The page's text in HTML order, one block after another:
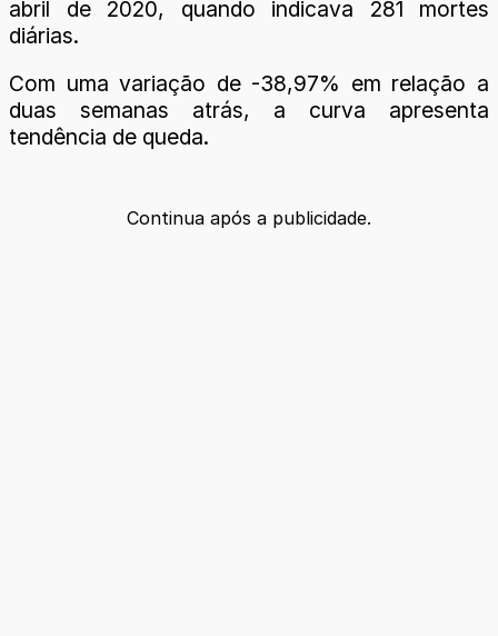
abril de 2020, quando indicava 281 mortes
diárias.
Com uma variação de -38,97% em relação a
duas semanas atrás, a curva apresenta
tendência de queda.
Continua após a publicidade.